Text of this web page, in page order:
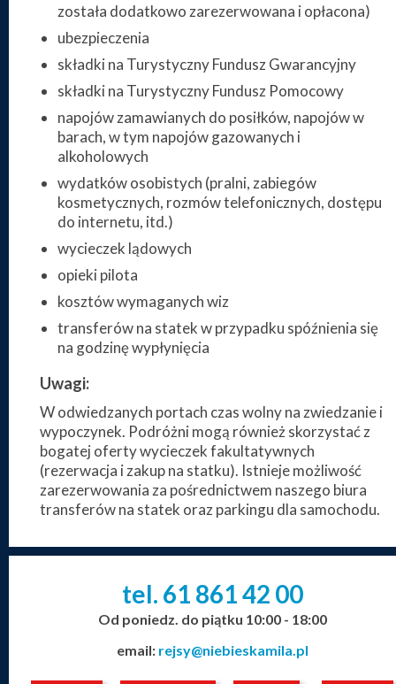
została dodatkowo zarezerwowana i opłacona)
ubezpieczenia
składki na Turystyczny Fundusz Gwarancyjny
składki na Turystyczny Fundusz Pomocowy
napojów zamawianych do posiłków, napojów w
barach, w tym napojów gazowanych i
alkoholowych
wydatków osobistych (pralni, zabiegów
kosmetycznych, rozmów telefonicznych, dostępu
do internetu, itd.)
wycieczek lądowych
opieki pilota
kosztów wymaganych wiz
transferów na statek w przypadku spóźnienia się
na godzinę wypłynięcia
Uwagi:
W odwiedzanych portach czas wolny na zwiedzanie i
wypoczynek. Podróżni mogą również skorzystać z
bogatej oferty wycieczek fakultatywnych
(rezerwacja i zakup na statku). Istnieje możliwość
zarezerwowania za pośrednictwem naszego biura
transferów na statek oraz parkingu dla samochodu.
tel. 61 86142 00
Od poniedz. do piątku 10:00 - 18:00
email: rejsy@niebieskamila.pl